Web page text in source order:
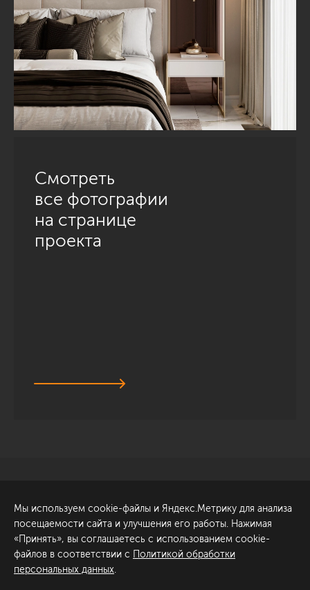
Смотреть
все фотографии
на странице
проекта
Обсудить проект
ул. Академика Павлова, 6
к1
+7 (812) 200-95-55
Мы используем cookie-файлы и Яндекс.Метрику для анализа
посещаемости сайта и улучшения его работы. Нажимая
«Принять», вы соглашаетесь с использованием cookie-
файлов в соответствии с Политикой обработки
персональных данных.